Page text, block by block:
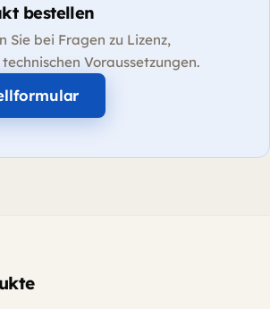
bestellen
Sie bei Fragen zu Lizenz,
Voraussetzungen.